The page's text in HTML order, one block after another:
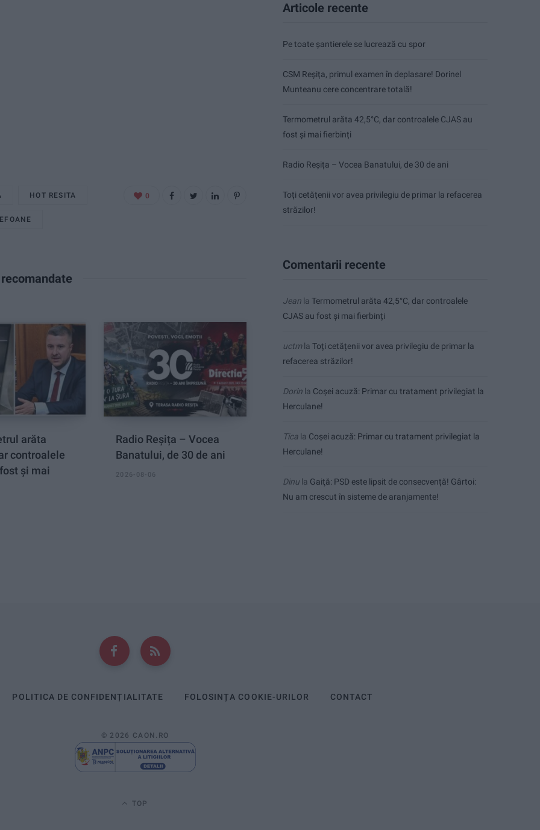
HOT RESITA 0
arăta
controalele
și mai
Radio Reșița – Vocea
Banatului, de 30 de ani
2026-08-06
Articole recente
Pe toate șantierele se lucrează cu spor
CSM Reșița, primul examen în deplasare! Dorinel
Munteanu cere concentrare totală!
Termometrul arăta 42,5°C, dar controalele CJAS au
fost și mai fierbinți
Radio Reșița – Vocea Banatului, de 30 de ani
Toți cetățenii vor avea privilegiu de primar la refacerea
străzilor!
Comentarii recente
Jean la Termometrul arăta 42,5°C, dar controalele
CJAS au fost și mai fierbinți
uctmla Toți cetățenii vor avea privilegiu de primar la
refacerea străzilor!
Dorin la Coșei acuză: Primar cu tratament privilegiat la
Herculane!
Tica la Coșei acuză: Primar cu tratament privilegiat la
Herculane!
Dinu la Gaiţă: PSD este lipsit de consecvență! Gârtoi:
Nu am crescut în sisteme de aranjamente!
POLITICA DE CONFIDENȚIALITATE FOLOSINȚA COOKIE-URILOR CONTACT
© 2026 CAON.RO
TOP